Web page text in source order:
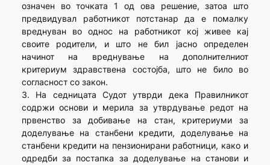
означен во точката 1 од ова решение, затоа што
предвидувал работникот потстанар да е помалку
вреднуван во однос на работникот кој живее кај
своите родители, и што не бил јасно определен
начинот на вреднување на дополнителниот
критериум здравствена состојба, што не било во
согласност со закон.
3. На седницата Судот утврди дека Правилникот
содржи основи и мерила за утврдување редот на
првенство за добивање на стан, критериуми за
доделување на станбени кредити, доделување на
станбени кредити на пензионирани работници, како и
одредби за постапка за доделување на станови и